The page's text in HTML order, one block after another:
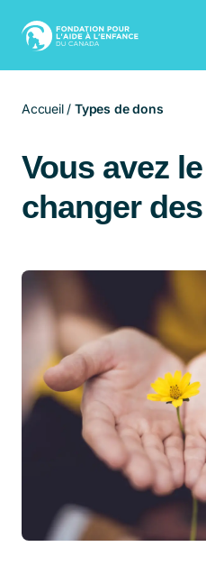
Accueil/Types de dons
Vous avez
changer